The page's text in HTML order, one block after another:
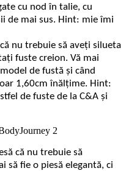
cu nod în talie, cu
de mai sus. Hint: mie îmi
nu trebuie să aveți silueta
fuste creion. Vă mai
de fustă și când
1,60cm înălțime. Hint:
de fuste de la C&A și
că nu trebuie să
să fie o piesă elegantă, ci